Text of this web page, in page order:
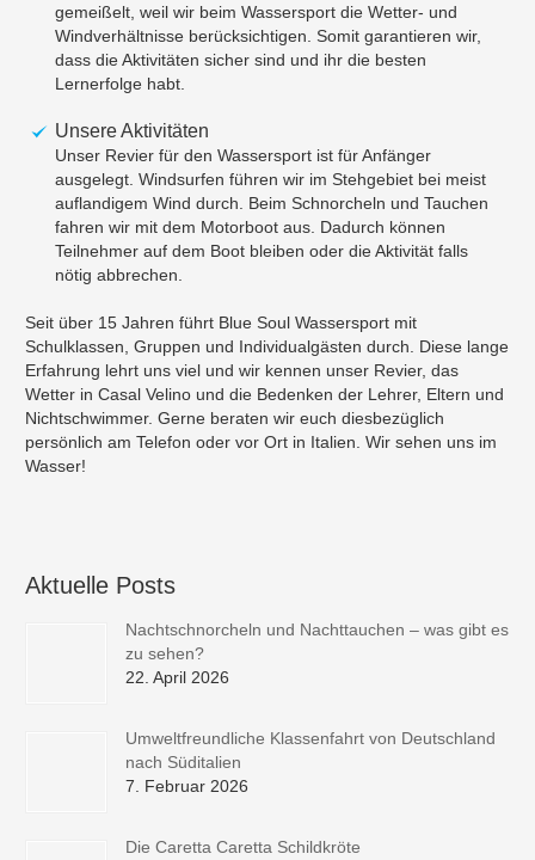
gemeißelt, weil wir beim Wassersport die Wetter- und
Windverhältnisse berücksichtigen. Somit garantieren wir,
dass die Aktivitäten sicher sind und ihr die besten
Lernerfolge habt.
Unsere Aktivitäten
Unser Revier für den Wassersport ist für Anfänger
ausgelegt. Windsurfen führen wir im Stehgebiet bei meist
auflandigem Wind durch. Beim Schnorcheln und Tauchen
fahren wir mit dem Motorboot aus. Dadurch können
Teilnehmer auf dem Boot bleiben oder die Aktivität falls
nötig abbrechen.
Seit über 15 Jahren führt Blue Soul Wassersport mit
Schulklassen, Gruppen und Individualgästen durch. Diese lange
Erfahrung lehrt uns viel und wir kennen unser Revier, das
Wetter in Casal Velino und die Bedenken der Lehrer, Eltern und
Nichtschwimmer. Gerne beraten wir euch diesbezüglich
persönlich am Telefon oder vor Ort in Italien. Wir sehen uns im
Wasser!
Aktuelle Posts
Nachtschnorcheln und Nachttauchen – was gibt es
zu sehen?
22. April 2026
Umweltfreundliche Klassenfahrt von Deutschland
nach Süditalien
7. Februar 2026
Die Caretta Caretta Schildkröte